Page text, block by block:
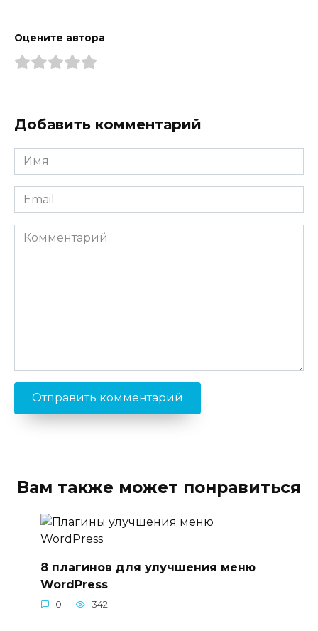
Оцените автора
Добавить комментарий
Имя
*
Email
*
Комментарий
Вам также может понравиться
8 плагинов для улучшения меню
WordPress
0 342